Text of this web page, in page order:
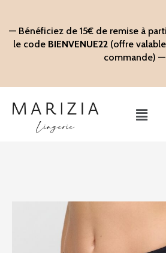
contenu
— Bénéficiez de 15€ de remise à
le code BIENVENUE22 (offre
commande) —
Main